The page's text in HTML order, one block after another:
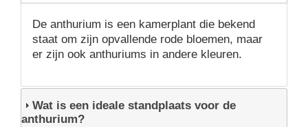
De anthurium is een kamerplant die bekend
staat om zijn opvallende rode bloemen, maar
er zijn ook anthuriums in andere kleuren.
Wat is een ideale standplaats voor de
anthurium?